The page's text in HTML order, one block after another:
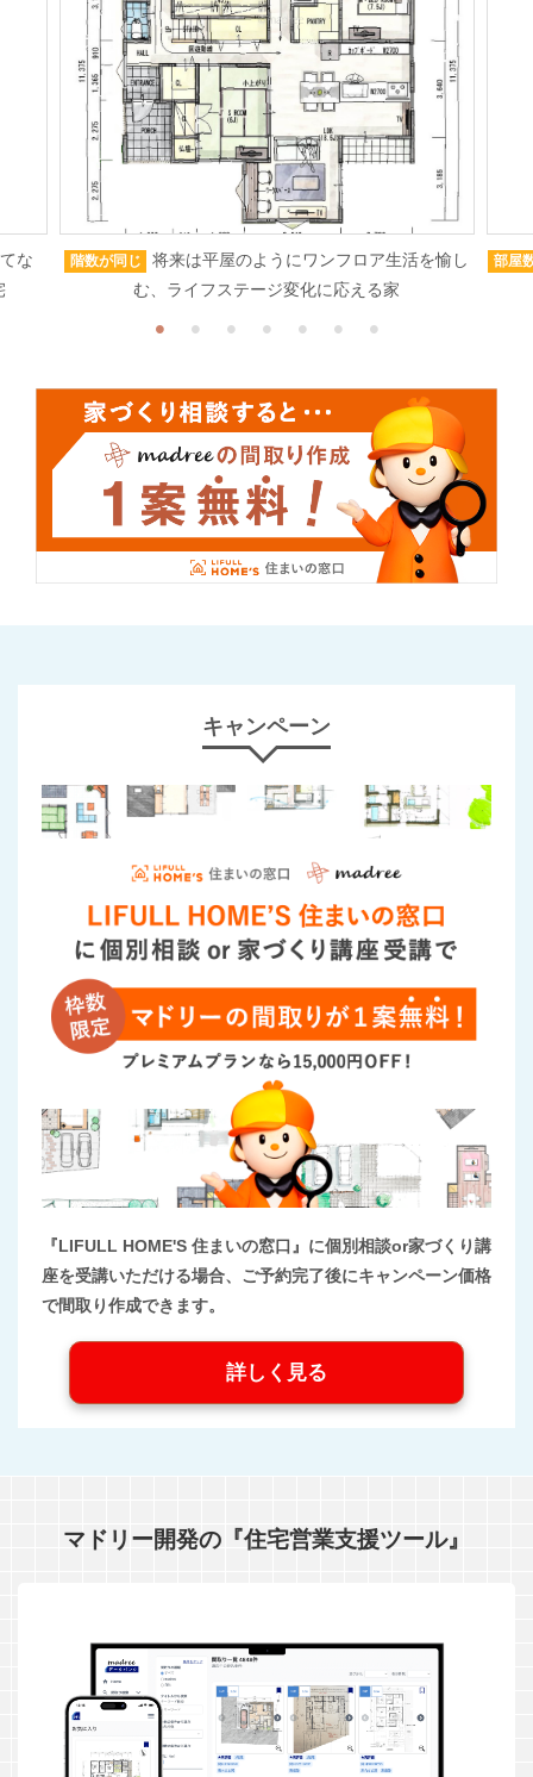
な
階数が同じ
将来は平屋のようにワンフロア生活を愉し
む、ライフステージ変化に応える家
部屋
キャンペーン
『LIFULL HOME'S 住まいの窓口』に個別相談or家づくり講
座を受講いただける場合、ご予約完了後にキャンペーン価格
で間取り作成できます。
詳しく見る
マドリー開発の『住宅営業支援ツール』